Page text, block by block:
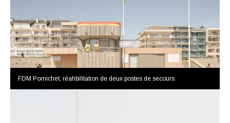
FDM Pornichet, réahbilitation de deux postes de secours